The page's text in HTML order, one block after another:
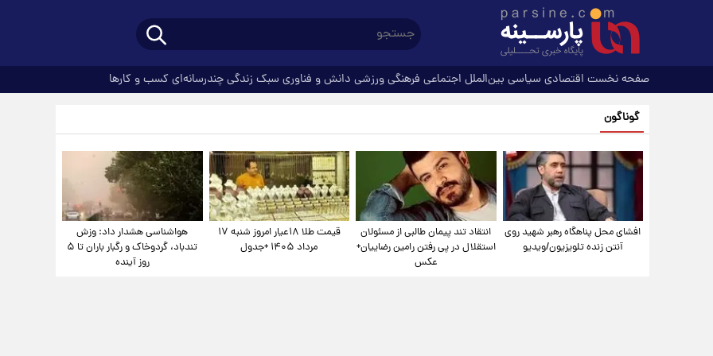
صفحه نخست اقتصادی سیاسی بین‌الملل اجتماعی فرهنگیورزشی دانش و فناوری سبک زندگیچندرسانه‌ای کسب و کارها
گوناگون
افشای محل پناهگاه‌ رهبر شهید روی
آنتن زنده تلویزیون/ویدیو
انتقاد تند پیمان طالبی از مسئولان
استقلال در پی رفتن رامین رضاییان+
عکس
قیمت طلا ۱۸عیار امروز شنبه ۱۷
مرداد ۱۴۰۵ +جدول
هواشناسی هشدار داد: وزش
تندباد، گردوخاک و رگبار باران تا ۵
روز آینده